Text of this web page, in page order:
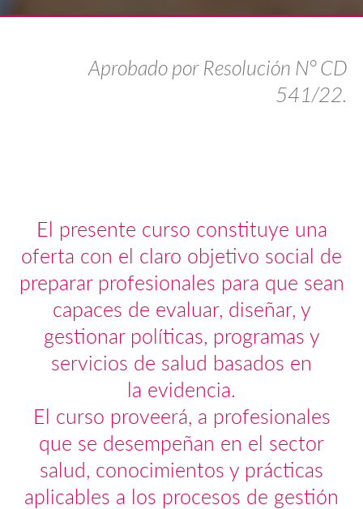
Aprobado por Resolución N° CD
541/22.
El presente curso constituye una
oferta con el claro objetivo social de
preparar profesionales para que sean
capaces de evaluar, diseñar, y
gestionar políticas, programas y
servicios de salud basados en
la evidencia.
El curso proveerá, a profesionales
que se desempeñan en el sector
salud, conocimientos y prácticas
aplicables a los procesos de gestión